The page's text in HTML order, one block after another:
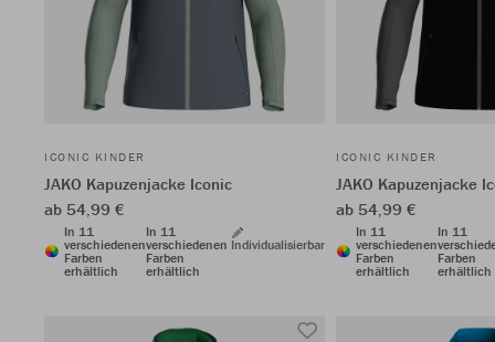
ICONIC KINDER
JAKO Kapuzenjacke Iconic
ab 54,99 €
In 11
verschiedenen
Farben
erhältlich
In 11
verschiedenen
Farben
erhältlich
Individualisierbar
ICONIC KINDER
JAKO Kapuzenjacke
ab 54,99 €
In 11
verschiedenen
Farben
erhältlich
In 11
Farben
erhältlich